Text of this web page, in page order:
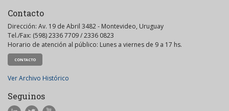
Contacto
Dirección: Av. 19 de Abril 3482 - Montevideo, Uruguay
Tel./Fax: (598) 2336 7709 / 2336 0823
Horario de atención al público: Lunes a viernes de 9 a 17 hs.
CONTACTO
Ver Archivo Histórico
Seguinos